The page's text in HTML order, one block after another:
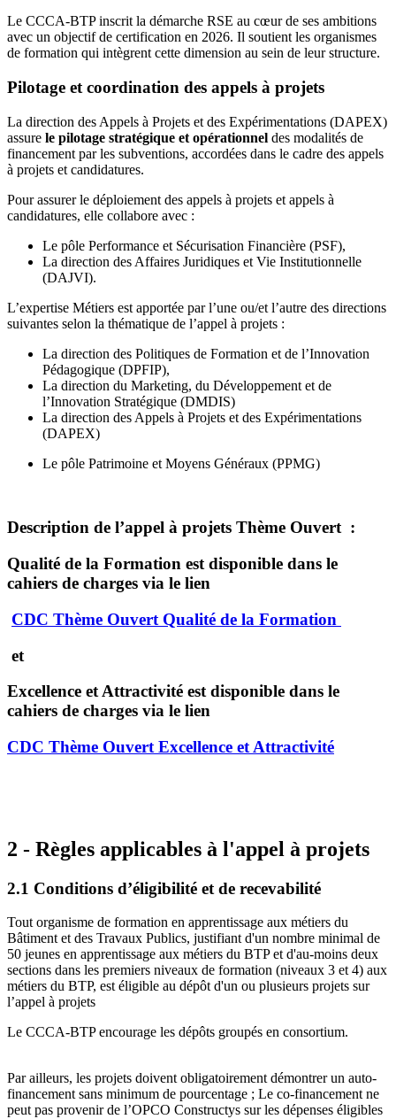
Le CCCA-BTP inscrit la démarche RSE au cœur de ses ambitions
avec un objectif de certification en 2026. Il soutient les organismes
de formation qui intègrent cette dimension au sein de leur structure.
Pilotage et coordination des appels à projets
La direction des Appels à Projets et des Expérimentations (DAPEX)
assure le pilotage stratégique et opérationnel des modalités de
financement par les subventions, accordées dans le cadre des appels
à projets et candidatures.
Pour assurer le déploiement des appels à projets et appels à
candidatures, elle collabore avec :
Le pôle Performance et Sécurisation Financière (PSF),
La direction des Affaires Juridiques et Vie Institutionnelle
(DAJVI).
L’expertise Métiers est apportée par l’une ou/et l’autre des directions
suivantes selon la thématique de l’appel à projets :
La direction des Politiques de Formation et de l’Innovation
Pédagogique (DPFIP),
La direction du Marketing, du Développement et de
l’Innovation Stratégique (DMDIS)
La direction des Appels à Projets et des Expérimentations
(DAPEX)
Le pôle Patrimoine et Moyens Généraux (PPMG)
Description de l’appel à projets Thème Ouvert :
Qualité de la Formation est disponible dans le
cahiers de charges via le lien
CDC Thème Ouvert Qualité de la Formation
et
Excellence et Attractivité est disponible dans le
cahiers de charges via le lien
CDC Thème Ouvert Excellence et Attractivité
2 - Règles applicables à l'appel à projets
2.1 Conditions d’éligibilité et de recevabilité
Tout organisme de formation en apprentissage aux métiers du
Bâtiment et des Travaux Publics, justifiant d'un nombre minimal de
50 jeunes en apprentissage aux métiers du BTP et d'au-moins deux
sections dans les premiers niveaux de formation (niveaux 3 et 4) aux
métiers du BTP, est éligible au dépôt d'un ou plusieurs projets sur
l’appel à projets
Le CCCA-BTP encourage les dépôts groupés en consortium.
Par ailleurs, les projets doivent obligatoirement démontrer un auto-
financement sans minimum de pourcentage ; Le co-financement ne
peut pas provenir de l’OPCO Constructys sur les dépenses éligibles